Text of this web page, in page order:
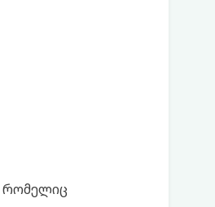
რომელიც